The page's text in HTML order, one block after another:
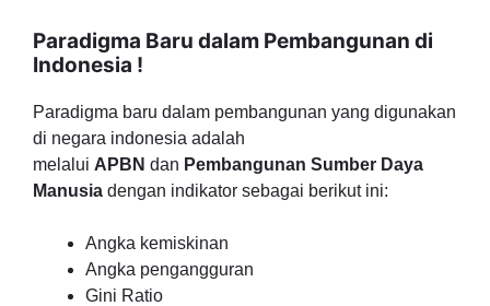
Paradigma Baru dalam Pembangunan di
Indonesia !
Paradigma baru dalam pembangunan yang digunakan
di negara indonesia adalah
melalui APBN dan Pembangunan Sumber Daya
Manusia dengan indikator sebagai berikut ini:
Angka kemiskinan
Angka pengangguran
Gini Ratio